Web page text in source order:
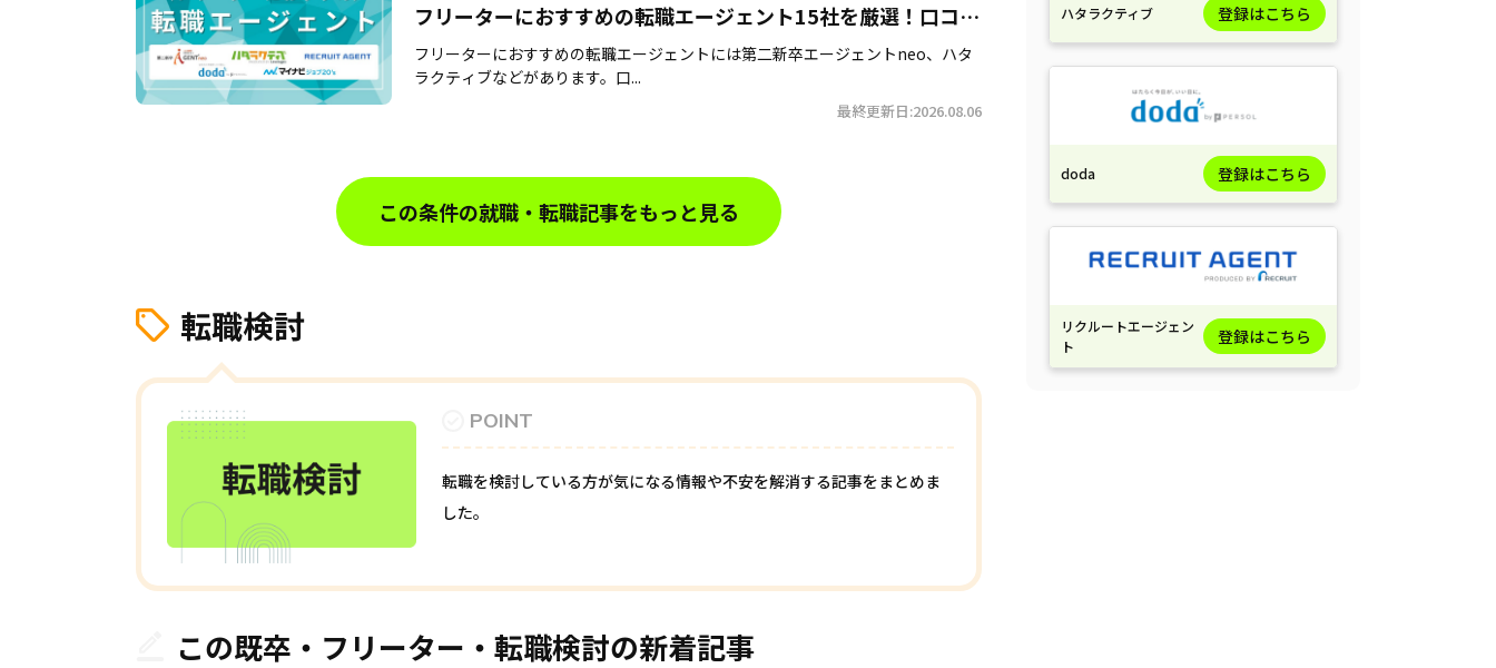
フリーターにおすすめの転職エージェント15社を厳選！口コミ
評価や失敗しない選び方も伝授【2026年最新】
フリーターにおすすめの転職エージェントには第二新卒エージェントneo、ハタ
ラクティブなどがあります。口...
最終更新日:2026.08.06
この条件の就職・転職記事をもっと見る
転職検討
POINT
転職を検討している方が気になる情報や不安を解消する記事をまとめま
した。
この既卒・フリーター・転職検討の新着記事
ハタラクティブ 登録はこちら
doda 登録はこちら
リクルートエージェン
ト
登録はこちら